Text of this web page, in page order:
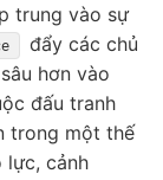
trung vào sự
đẩy các chủ
hơn vào
đấu tranh
trong một thế
lực, cảnh